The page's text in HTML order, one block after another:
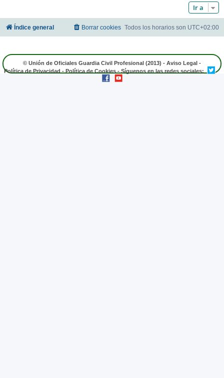
Ir a
Índice general Todos los horarios son UTC+02:00
Borrar cookies
© Unión de Oficiales Guardia Civil Profesional (2013) - Aviso Legal -
Política de Privacidad - Política de Cookies - Síguenos en las redes sociales: